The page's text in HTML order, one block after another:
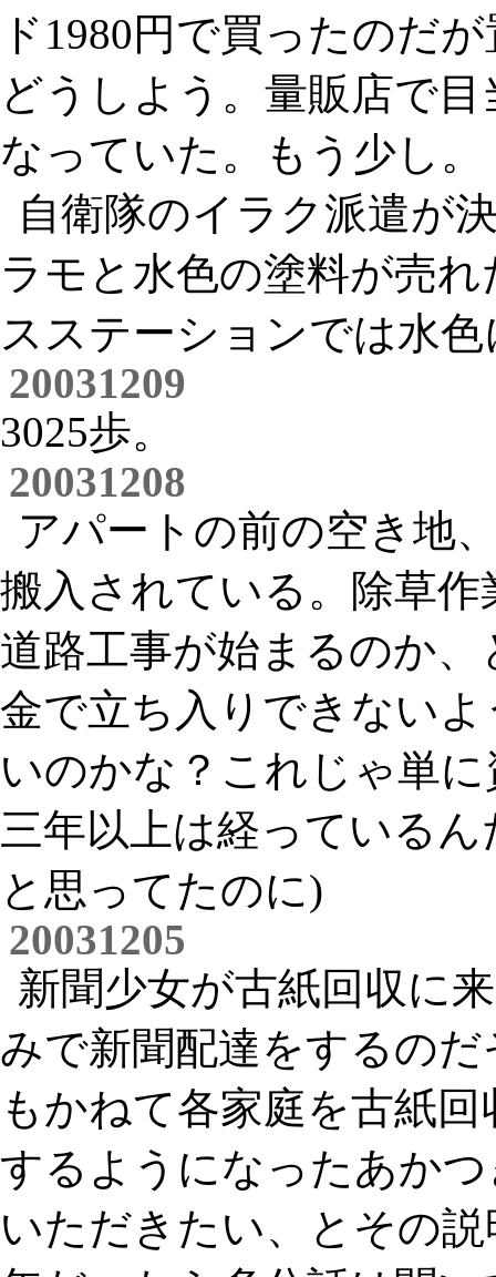
ド1980円で買ったのだ
どうしよう。量販店で
なっていた。もう少し。
自衛隊のイラク派遣が
ラモと水色の塗料が売
スステーションでは水
20031209
3025歩。
20031208
アパートの前の空き地
搬入されている。除草
道路工事が始まるのか
金で立ち入りできない
いのかな？これじゃ単
三年以上は経っている
と思ってたのに)
20031205
新聞少女が古紙回収に
みで新聞配達をするの
もかねて各家庭を古紙
するようになったあか
いただきたい、とその